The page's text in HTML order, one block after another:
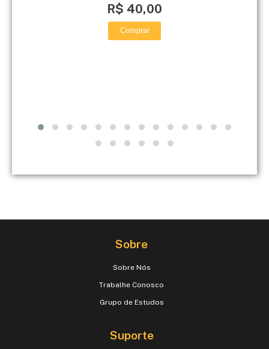
R$ 40,00
Comprar
Sobre
Sobre Nós
Trabalhe Conosco
Grupo de Estudos
Suporte